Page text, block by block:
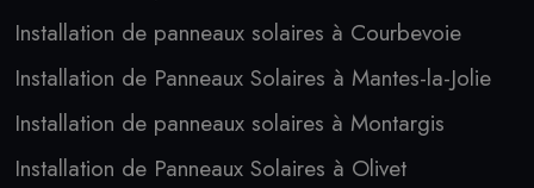
Installation de panneaux solaires à Courbevoie
Installation de Panneaux Solaires à Mantes-la-Jolie
Installation de panneaux solaires à Montargis
Installation de Panneaux Solaires à Olivet